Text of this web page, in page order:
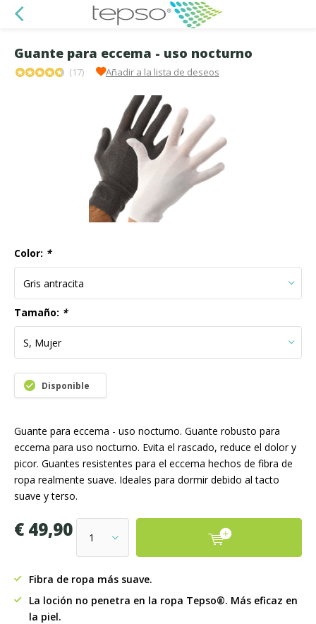
Guante para eccema - uso nocturno
(17) Añadir a la lista de deseos
Color: *
Tamaño: *
Disponible
Guante para eccema - uso nocturno. Guante robusto para
eccema para uso nocturno. Evita el rascado, reduce el dolor y
picor. Guantes resistentes para el eccema hechos de fibra de
ropa realmente suave. Ideales para dormir debido al tacto
suave y terso.
€ 49,90
Fibra de ropa más suave.
La loción no penetra en la ropa Tepso®. Más eficaz en
la piel.